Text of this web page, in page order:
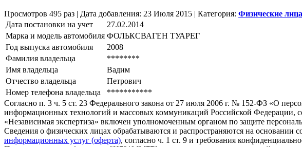
Просмотров 495 раз | Дата добавления: 23 Июля 2015 | Категория: Физические лица
Дата постановки на учет
27.02.2014
Марка и модель автомобиля ФОЛЬКСВАГЕН ТУАРЕГ
Год выпуска автомобиля
2008
Фамилия владельца
********
Имя владельца
Вадим
Отчество владельца
Петрович
Номер телефона владельца
***********
Согласно п. 3 ч. 5 ст. 23 Федерального закона от 27 июля 2006 г. № 152-ФЗ «О
информационных технологий и массовых коммуникаций Российской Федерации,
«Независимая экспертиза» включен уполномоченным органом по защите
Сведения о физических лицах обрабатываются и распространяются на основании
информационных услуг (оферта), согласно ч. 1 ст. 9 и требования